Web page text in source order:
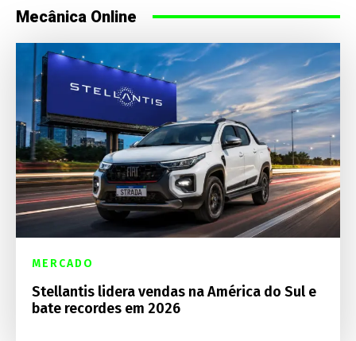
Mecânica Online
MERCADO
Stellantis lidera vendas na América do Sul e
bate recordes em 2026